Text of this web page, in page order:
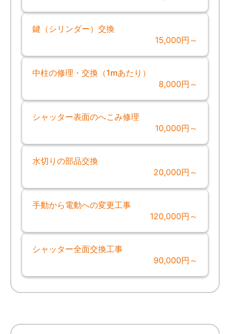
鍵（シリンダー）交換
15,000円～
中柱の修理・交換（1mあたり）
8,000円～
シャッター表面のへこみ修理
10,000円～
水切りの部品交換
20,000円～
手動から電動への変更工事
120,000円～
シャッター全面交換工事
90,000円～